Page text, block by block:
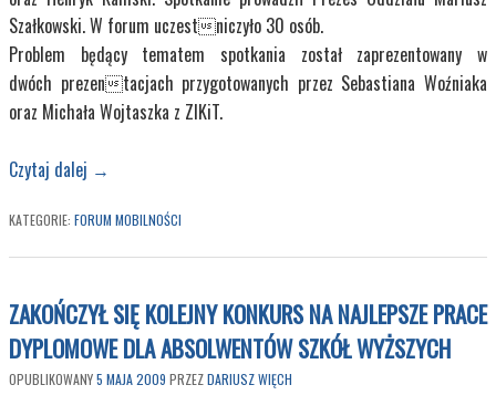
Szałkowski. W forum uczestniczyło 30 osób.
Problem będący tematem spotkania został zaprezentowany w
dwóch prezentacjach przygotowanych przez Sebastiana Woźniaka
oraz Michała Wojtaszka z ZIKiT.
Czytaj dalej →
KATEGORIE: FORUM MOBILNOŚCI
ZAKOŃCZYŁ SIĘ KOLEJNY KONKURS NA NAJLEPSZE PRACE
DYPLOMOWE DLA ABSOLWENTÓW SZKÓŁ WYŻSZYCH
OPUBLIKOWANY5 MAJA 2009 PRZEZDARIUSZ WIĘCH